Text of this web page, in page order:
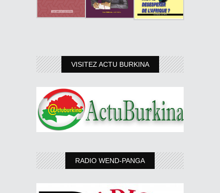
VISITEZ ACTU BURKINA
RADIO WEND-PANGA